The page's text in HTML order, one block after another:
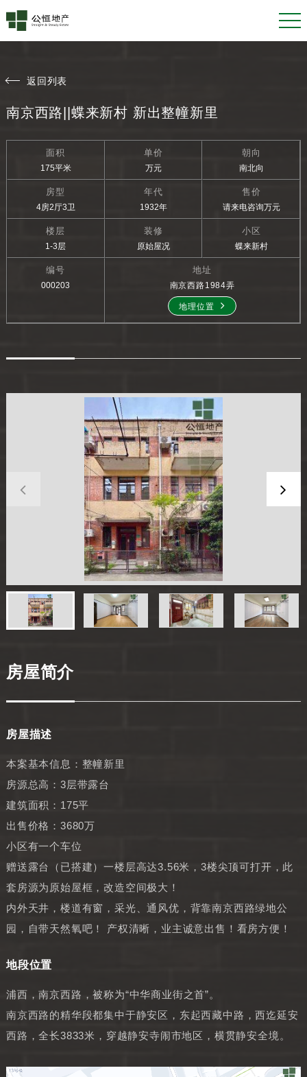
返回列表
南京西路||蝶来新村 新出整幢新里
面积
175平米
单价
万元
朝向
南北向
房型
4房2厅3卫
年代
1932年
售价
请来电咨询万元
楼层
1-3层
装修
原始屋况
小区
蝶来新村
编号
000203
地址
南京西路1984弄
地理位置
房屋简介
房屋描述
本案基本信息：整幢新里
房源总高：3层带露台
建筑面积：175平
出售价格：3680万
小区有一个车位
赠送露台（已搭建）一楼层高达3.56米，3楼尖顶可打开，此
套房源为原始屋框，改造空间极大！
内外天井，楼道有窗，采光、通风优，背靠南京西路绿地公
园，自带天然氧吧！ 产权清晰，业主诚意出售！看房方便！
地段位置
浦西，南京西路，被称为“中华商业街之首”。
南京西路的精华段都集中于静安区，东起西藏中路，西迄延安
西路，全长3833米，穿越静安寺闹市地区，横贯静安全境。